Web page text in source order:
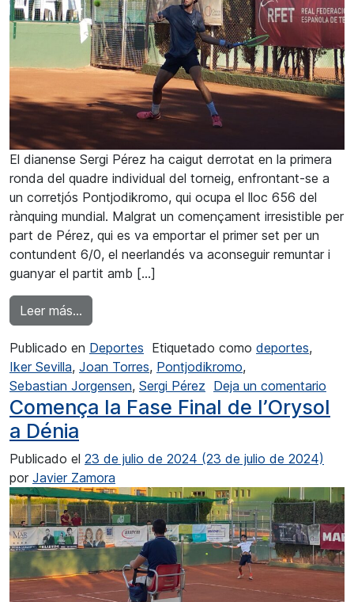
El dianense Sergi Pérez ha caigut derrotat en la primera
ronda del quadre individual del torneig, enfrontant-se a
un corretjós Pontjodikromo, qui ocupa el lloc 656 del
rànquing mundial. Malgrat un començament irresistible per
part de Pérez, qui es va emportar el primer set per un
contundent 6/0, el neerlandés va aconseguir remuntar i
guanyar el partit amb […]
Leer más…
Publicado en Deportes Etiquetado como deportes,
Iker Sevilla, Joan Torres, Pontjodikromo,
Sebastian Jorgensen, Sergi Pérez Deja un comentario
Comença la Fase Final de l’Orysol
a Dénia
Publicado el 23 de julio de 2024 (23 de julio de 2024)
por Javier Zamora